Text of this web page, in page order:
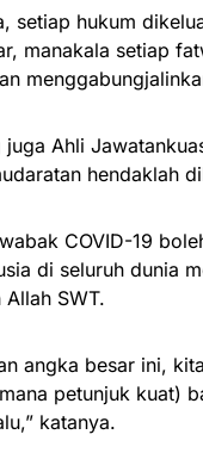
setiap hukum
manakala setiap
juga Ahli
hendaklah
COVID-19
di seluruh dunia
SWT.
angka besar ini,
petunjuk kuat)
katanya.